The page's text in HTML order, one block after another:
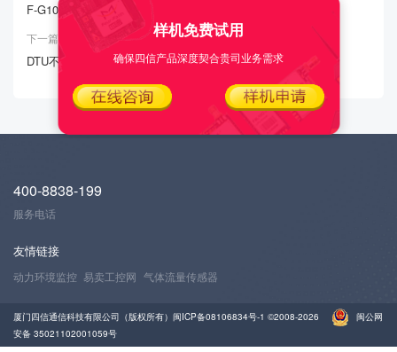
F-G100无法连上MQTT服务器
下一篇：
DTU不上线
400-8838-199
服务电话
友情链接
动力环境监控 易卖工控网 气体流量传感器
厦门四信通信科技有限公司（版权所有） 闽ICP备08106834号-1 ©2008-2026
闽公网
安备 35021102001059号
样机免费试用
确保四信产品深度契合贵司业务需求